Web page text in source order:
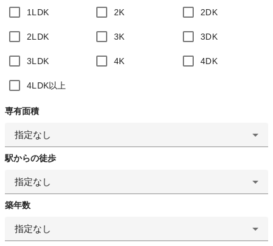
1LDK 2K 2DK
2LDK 3K 3DK
3LDK 4K 4DK
4LDK以上
専有面積
指定なし
駅からの徒歩
指定なし
築年数
指定なし